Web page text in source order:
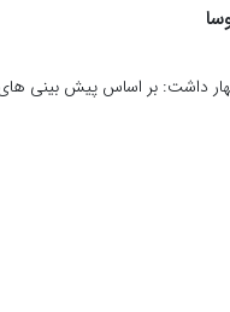
داشت: بر اساس پیش بینی